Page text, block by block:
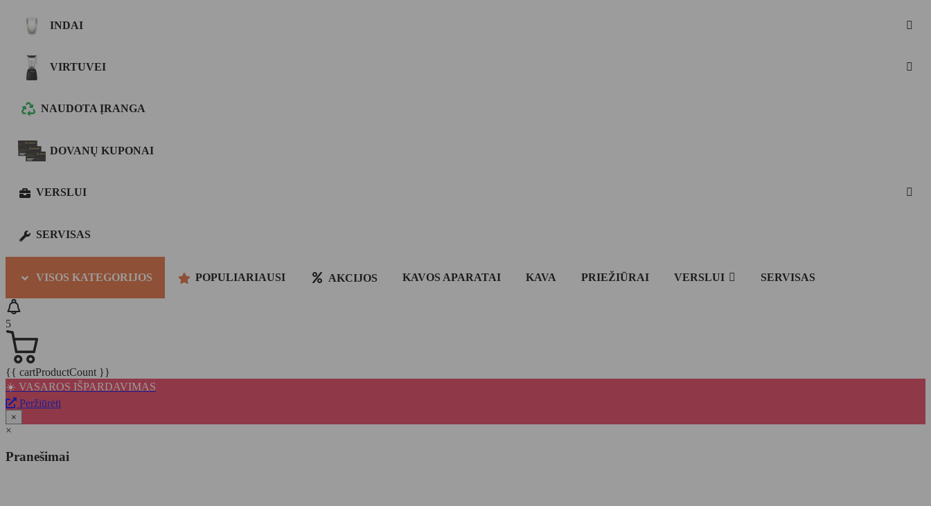
INDAI
VIRTUVEI
NAUDOTA ĮRANGA
DOVANŲ KUPONAI
VERSLUI
SERVISAS
VISOS KATEGORIJOS POPULIARIAUSI AKCIJOS KAVOS APARATAI KAVA PRIEŽIŪRAI VERSLUI SERVISAS
5
{{ cartProductCount }}
☀️ VASAROS IŠPARDAVIMAS
Peržiūrėti
×
×
Pranešimai